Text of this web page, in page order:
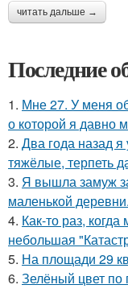
читать дальше →
Последние
1. Мне 27. У меня
о которой я давно
2. Два года назад
тяжёлые, терпеть
3. Я вышла замуж
маленькой деревни.
4. Как-то раз,
небольшая
5. На площади 29
6. Зелёный цвет по